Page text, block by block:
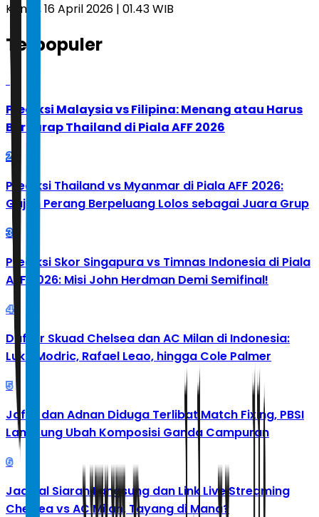
Kamis, 16 April 2026 | 01.43 WIB
Terpopuler
Prediksi Malaysia vs Filipina: Menang atau Harus
Berharap Thailand di Piala AFF 2026
2
Prediksi Thailand vs Myanmar di Piala AFF 2026:
Gajah Perang Berpeluang Lolos sebagai Juara Grup
3
Prediksi Skor Singapura vs Timnas Indonesia di Piala
AFF 2026: Misi John Herdman Demi Semifinal!
4
Daftar Skuad Chelsea dan AC Milan di Indonesia:
Luka Modric, Rafael Leao, hingga Cole Palmer
5
Jafar dan Adnan Diduga Terlibat Match Fixing, PBSI
Langsung Ubah Komposisi Ganda Campuran
6
Jadwal Siaran Langsung dan Link Live Streaming
Chelsea vs AC Milan, Tayang di Mana?